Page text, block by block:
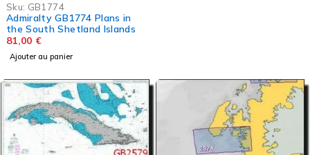
Sku: GB1774
Admiralty GB1774 Plans in
the South Shetland Islands
81,00 €
Ajouter au panier